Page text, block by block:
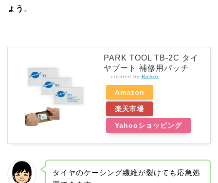
ょう 。
PARK TOOL TB-2C タイ
ヤブート 補修用パッチ
created by Rinker
Amazon
楽天市場
Yahooショッピング
タイヤのケーシング繊維が裂けても応急処